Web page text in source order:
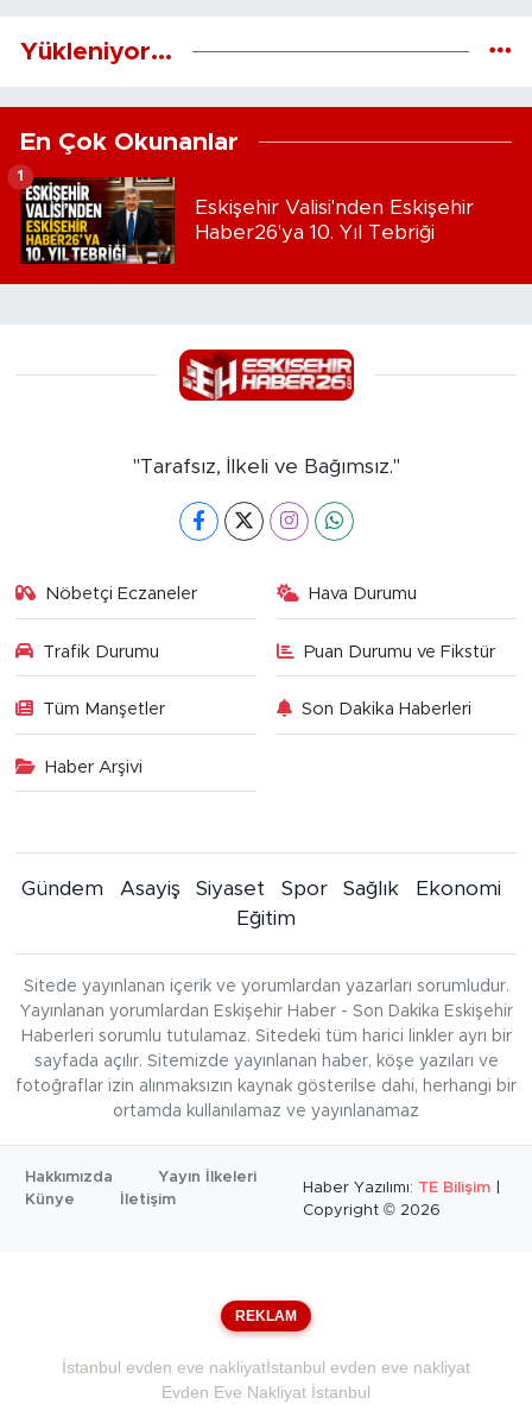
Yükleniyor...
En Çok Okunanlar
Eskişehir Valisi'nden Eskişehir
Haber26'ya 10. Yıl Tebriği
1
"Tarafsız, İlkeli ve Bağımsız."
Nöbetçi Eczaneler Hava Durumu
Trafik Durumu Puan Durumu ve Fikstür
Tüm Manşetler Son Dakika Haberleri
Haber Arşivi
Gündem Asayiş Siyaset Spor Sağlık
Ekonomi
Eğitim
Sitede yayınlanan içerik ve yorumlardan yazarları sorumludur.
Yayınlanan yorumlardan Eskişehir Haber - Son Dakika Eskişehir
Haberleri sorumlu tutulamaz. Sitedeki tüm harici linkler ayrı bir
sayfada açılır. Sitemizde yayınlanan haber, köşe yazıları ve
fotoğraflar izin alınmaksızın kaynak gösterilse dahi, herhangi bir
ortamda kullanılamaz ve yayınlanamaz
Hakkımızda
Yayın İlkeleri
Künye
İletişim
Haber Yazılımı: TE Bilişim
Copyright © 2026
REKLAM
İstanbul evden eve nakliyatİstanbul evden eve nakliyat
Evden Eve Nakliyat İstanbul